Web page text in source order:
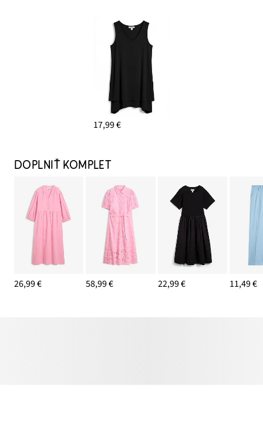
17,99 €
DOPLNIŤ KOMPLET
26,99 € 58,99 € 22,99 € 11,49 €